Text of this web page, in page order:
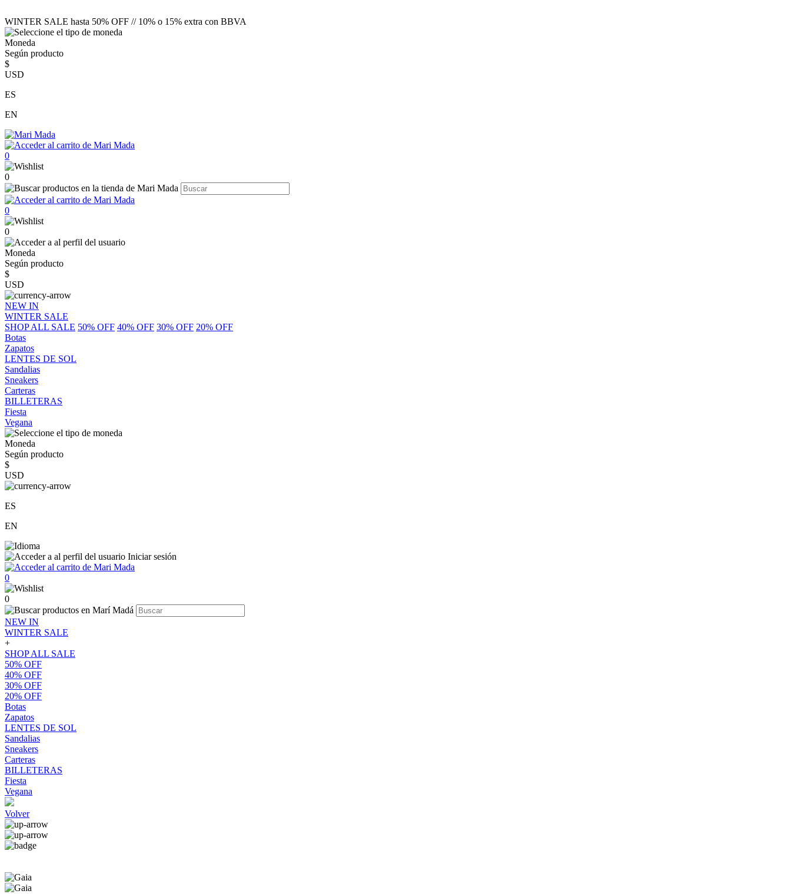
WINTER SALE hasta 50% OFF // 10% o 15% extra con BBVA
Moneda
Según producto
$
USD
ES
EN
0
0
0
0
Moneda
Según producto
$
USD
NEW IN
WINTER SALE
SHOP ALL SALE 50% OFF 40% OFF 30% OFF 20% OFF
Botas
Zapatos
LENTES DE SOL
Sandalias
Sneakers
Carteras
BILLETERAS
Fiesta
Vegana
Moneda
Según producto
$
USD
ES
EN
Iniciar sesión
0
0
NEW IN
WINTER SALE
+
SHOP ALL SALE
50% OFF
40% OFF
30% OFF
20% OFF
Botas
Zapatos
LENTES DE SOL
Sandalias
Sneakers
Carteras
BILLETERAS
Fiesta
Vegana
Volver